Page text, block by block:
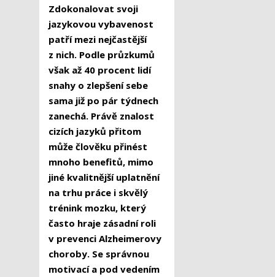
Zdokonalovat svoji
jazykovou vybavenost
patří mezi nejčastější
z nich. Podle průzkumů
však až 40 procent lidí
snahy o zlepšení sebe
sama již po pár týdnech
zanechá. Právě znalost
cizích jazyků přitom
může člověku přinést
mnoho benefitů, mimo
jiné kvalitnější uplatnění
na trhu práce i skvělý
trénink mozku, který
často hraje zásadní roli
v prevenci Alzheimerovy
choroby. Se správnou
motivací a pod vedením